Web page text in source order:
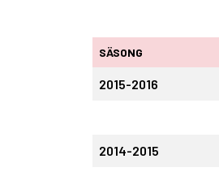
SÄSONG
2015-2016
2014-2015